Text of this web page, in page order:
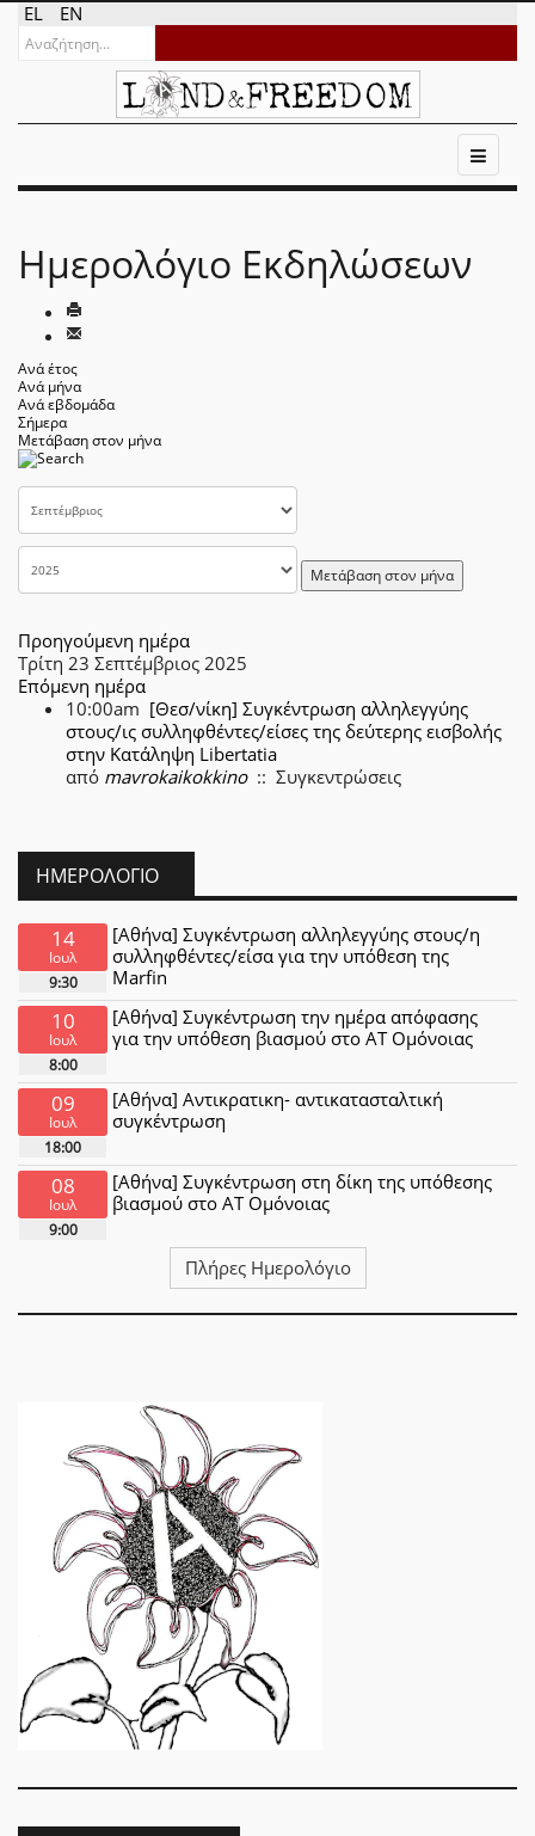
EL EN
Ημερολόγιο Εκδηλώσεων
Ανά έτος
Ανά μήνα
Ανά εβδομάδα
Σήμερα
Μετάβαση στον μήνα
Μετάβαση στον μήνα
Προηγούμενη ημέρα
Τρίτη 23 Σεπτέμβριος 2025
Επόμενη ημέρα
10:00am [Θεσ/νίκη] Συγκέντρωση αλληλεγγύης
στους/ις συλληφθέντες/είσες της δεύτερης εισβολής
στην Κατάληψη Libertatia
από mavrokaikokkino:: Συγκεντρώσεις
ΗΜΕΡΟΛΌΓΙΟ
14
Ιουλ
9:30
[Αθήνα] Συγκέντρωση αλληλεγγύης στους/η
συλληφθέντες/είσα για την υπόθεση της
Marfin
10
Ιουλ
8:00
[Αθήνα] Συγκέντρωση την ημέρα απόφασης
για την υπόθεση βιασμού στο ΑΤ Ομόνοιας
09
Ιουλ
18:00
[Αθήνα] Αντικρατικη- αντικατασταλτική
συγκέντρωση
08
Ιουλ
9:00
[Αθήνα] Συγκέντρωση στη δίκη της υπόθεσης
βιασμού στο ΑΤ Ομόνοιας
Πλήρες Ημερολόγιο